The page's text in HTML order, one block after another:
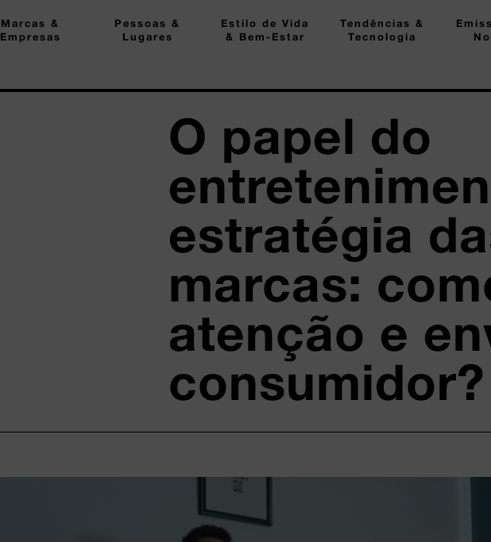
Marcas &
Empresas
Pessoas &
Lugares
Estilo de Vida
& Bem-Estar
Tendências &
Tecnologia
O papel do
estratégia
marcas:
atenção e
consumidor?